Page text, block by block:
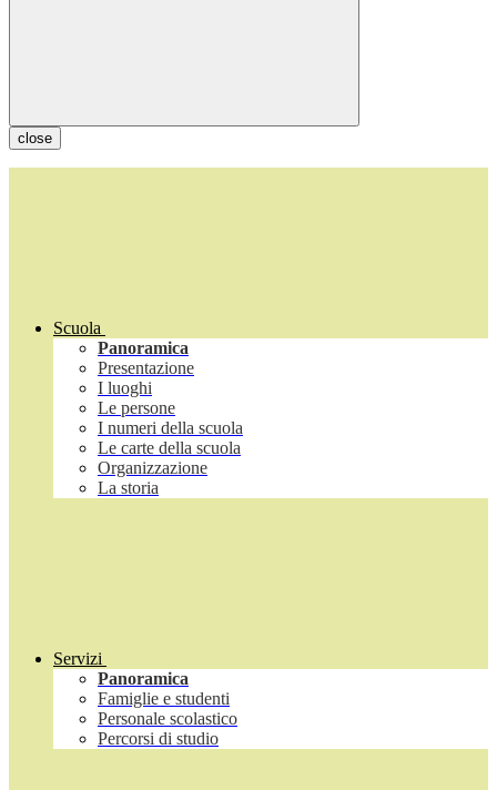
close
Scuola
Panoramica
Presentazione
I luoghi
Le persone
I numeri della scuola
Le carte della scuola
Organizzazione
La storia
Servizi
Panoramica
Famiglie e studenti
Personale scolastico
Percorsi di studio